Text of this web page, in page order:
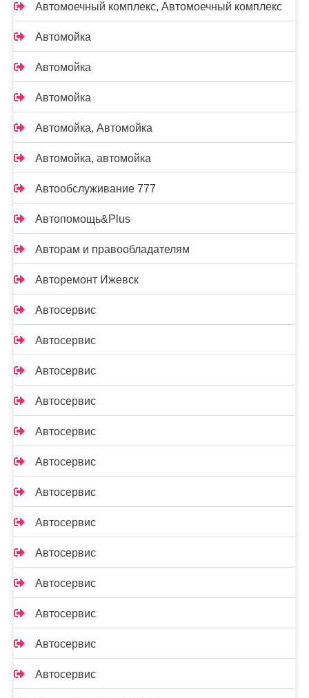
Автомоечный комплекс, Автомоечный комплекс
Автомойка
Автомойка
Автомойка
Автомойка, Автомойка
Автомойка, автомойка
Автообслуживание 777
Автопомощь&Plus
Авторам и правообладателям
Авторемонт Ижевск
Автосервис
Автосервис
Автосервис
Автосервис
Автосервис
Автосервис
Автосервис
Автосервис
Автосервис
Автосервис
Автосервис
Автосервис
Автосервис